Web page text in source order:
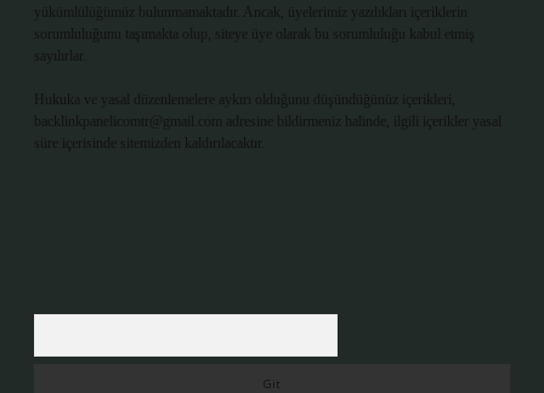
yükümlülüğümüz bulunmamaktadır. Ancak, üyelerimiz yazdıkları içeriklerin
sorumluluğunu taşımakta olup, siteye üye olarak bu sorumluluğu kabul etmiş
sayılırlar.
Hukuka ve yasal düzenlemelere aykırı olduğunu düşündüğünüz içerikleri,
backlinkpanelicomtr@gmail.com
adresine bildirmeniz halinde, ilgili içerikler yasal
süre içerisinde sitemizden kaldırılacaktır.